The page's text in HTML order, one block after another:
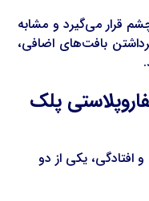
قرار می‌گیرد و مشابه
بافت‌های اضافی،
پلک
افتادگی، یکی از دو